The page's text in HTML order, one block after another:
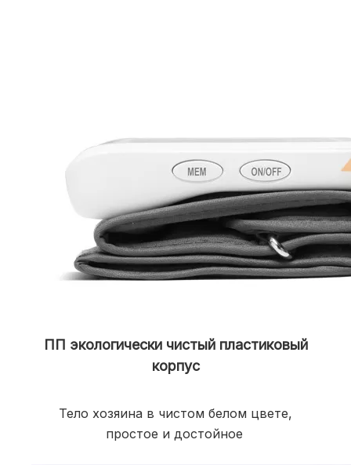
ПП экологически чистый пластиковый
корпус
Тело хозяина в чистом белом цвете,
простое и достойное